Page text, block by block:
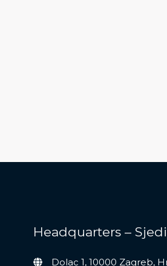
Headquarters –
Dolac 1, 10000 Zagreb,